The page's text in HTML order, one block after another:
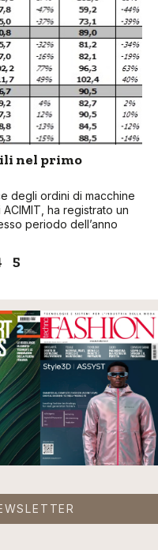
nel primo
degli ordini di macchine
ha registrato un
periodo dell’anno
5